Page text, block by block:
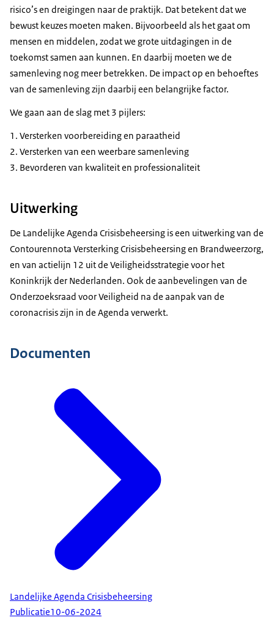
risico’s en dreigingen naar de praktijk. Dat betekent dat we
bewust keuzes moeten maken. Bijvoorbeeld als het gaat om
mensen en middelen, zodat we grote uitdagingen in de
toekomst samen aan kunnen. En daarbij moeten we de
samenleving nog meer betrekken. De impact op en behoeftes
van de samenleving zijn daarbij een belangrijke factor.
We gaan aan de slag met 3 pijlers:
Versterken voorbereiding en paraatheid
Versterken van een weerbare samenleving
Bevorderen van kwaliteit en professionaliteit
Uitwerking
De Landelijke Agenda Crisisbeheersing is een uitwerking van de
Contourennota Versterking Crisisbeheersing en Brandweerzorg,
en van actielijn 12 uit de Veiligheidsstrategie voor het
Koninkrijk der Nederlanden. Ook de aanbevelingen van de
Onderzoeksraad voor Veiligheid na de aanpak van de
coronacrisis zijn in de Agenda verwerkt.
Documenten
Landelijke Agenda Crisisbeheersing
Publicatie10-06-2024